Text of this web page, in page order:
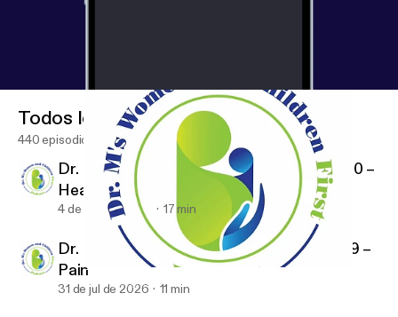
Dr. M’s SPA Newsletter Volume 16 Issue 11 – Magnesium
Dr. M's Women and Children First Podcast
Todos los episodios
440 episodios
Dr. M’s SPA Newsletter Volume 16 Issue 20 –
Healthcare Policy
4 de ago de 2026 17 min
Dr. M’s SPA Newsletter Volume 16 Issue 19 –
Pain
31 de jul de 2026 11 min